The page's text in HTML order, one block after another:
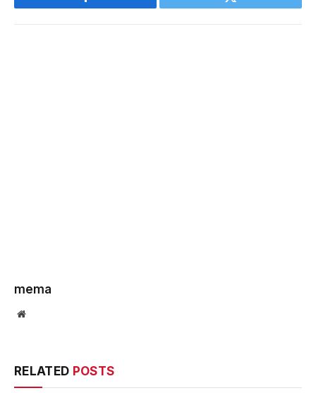
Facebook Twitter
mema
Website
RELATED POSTS